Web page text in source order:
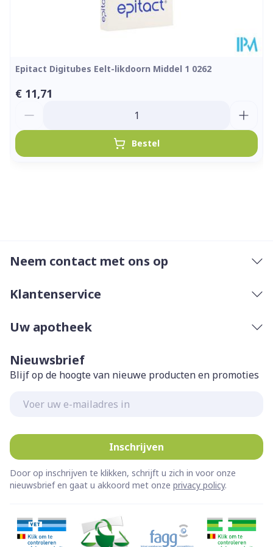
Epitact Digitubes Eelt-likdoorn Middel 1 0262
€ 11,71
Bestel
Neem contact met ons op
Klantenservice
Uw apotheek
Nieuwsbrief
Blijf op de hoogte van nieuwe producten en promoties
Inschrijven
Door op inschrijven te klikken, schrijft u zich in voor onze
nieuwsbrief en gaat u akkoord met onze privacy policy.